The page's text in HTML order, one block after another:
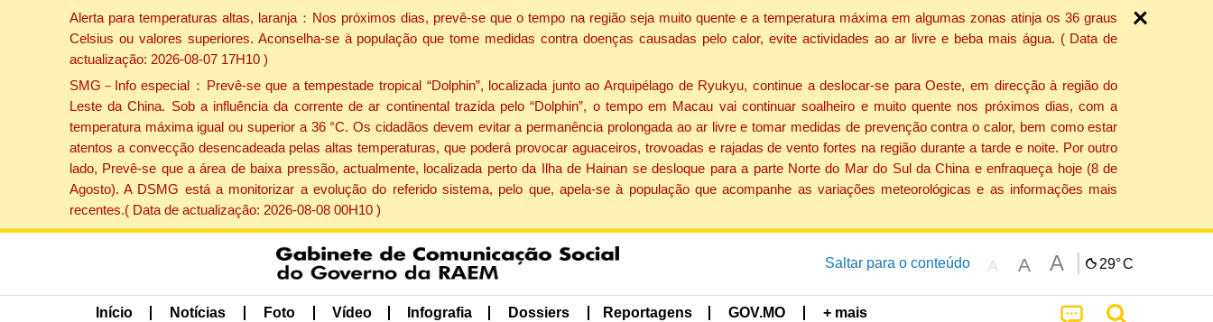
Alerta para temperaturas altas, laranja：Nos próximos dias, prevê-se que o tempo na região seja muito quente e a temperatura máxima em algumas zonas atinja os 36 graus
Celsius ou valores superiores. Aconselha-se à população que tome medidas contra doenças causadas pelo calor, evite actividades ao ar livre e beba mais água. ( Data de
actualização: 2026-08-07 17H10 )
SMG－Info especial：Prevê-se que a tempestade tropical “Dolphin”, localizada junto ao Arquipélago de Ryukyu, continue a deslocar-se para Oeste, em direcção à região do
Leste da China. Sob a influência da corrente de ar continental trazida pelo “Dolphin”, o tempo em Macau vai continuar soalheiro e muito quente nos próximos dias, com a
temperatura máxima igual ou superior a 36 °C. Os cidadãos devem evitar a permanência prolongada ao ar livre e tomar medidas de prevenção contra o calor, bem como estar
atentos a convecção desencadeada pelas altas temperaturas, que poderá provocar aguaceiros, trovoadas e rajadas de vento fortes na região durante a tarde e noite. Por outro
lado, Prevê-se que a área de baixa pressão, actualmente, localizada perto da Ilha de Hainan se desloque para a parte Norte do Mar do Sul da China e enfraqueça hoje (8 de
Agosto). A DSMG está a monitorizar a evolução do referido sistema, pelo que, apela-se à população que acompanhe as variações meteorológicas e as informações mais
recentes.( Data de actualização: 2026-08-08 00H10 )
Saltar para o conteúdo A A A 29°C
Início Notícias Foto Vídeo Infografia Dossiers Reportagens GOV.MO + mais